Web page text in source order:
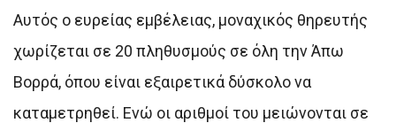
Αυτός ο ευρείας εμβέλειας, μοναχικός θηρευτής
χωρίζεται σε 20 πληθυσμούς σε όλη την Άπω
Βορρά, όπου είναι εξαιρετικά δύσκολο να
καταμετρηθεί. Ενώ οι αριθμοί του μειώνονται σε